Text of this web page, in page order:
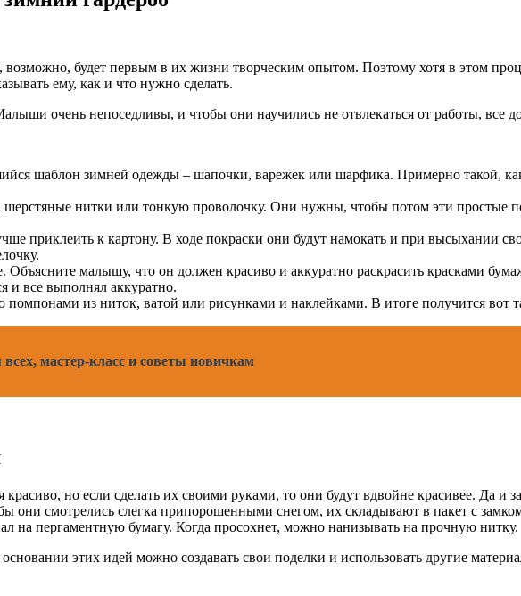
возможно, будет первым в их жизни творческим опытом. Поэтому хотя в этом
ему, как и что нужно сделать.
очень непоседливы, и чтобы они научились не отвлекаться от работы, все
шаблон зимней одежды – шапочки, варежек или шарфика. Примерно такой,
шерстяные нитки или тонкую проволочку. Они нужны, чтобы потом эти простые
приклеить к картону. В ходе покраски они будут намокать и при высыхании
Объясните малышу, что он должен красиво и аккуратно раскрасить красками
и все выполнял аккуратно.
из ниток, ватой или рисунками и наклейками. В итоге получится вот
всех, мастер-класс и советы новичкам
но если сделать их своими руками, то они будут вдвойне красивее. Да и
смотрелись слегка припорошенными снегом, их складывают в пакет с
на пергаментную бумагу. Когда просохнет, можно нанизывать на прочную нитку.
этих идей можно создавать свои поделки и использовать другие